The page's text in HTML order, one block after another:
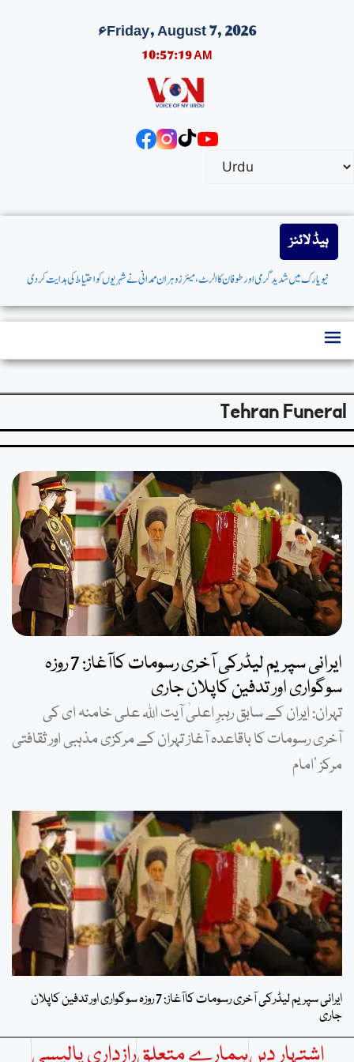
Friday, August 7, 2026ء
10:57:20 AM
ہیڈ لائنز
نیویارک میں شدیدگرمی اورطوفان کاالرٹ،میئر زوہران ممدانی نےشہریوں کواحتیاط کی ہدایت کردی
Tehran Funeral
ایرانی سپریم لیڈرکی آخری رسومات کاآغاز: 7 روزہ
سوگواری اور تدفین کاپلان جاری
تہران: ایران کے سابق رہبرِ اعلیٰ آیت اللہ علی خامنہ ای کی
آخری رسومات کا باقاعدہ آغاز تہران کے مرکزی مذہبی اور ثقافتی
مرکز ‘امام
ایرانی سپریم لیڈرکی آخری رسومات کاآغاز: 7 روزہ سوگواری اور تدفین کاپلان
جاری
اشتہار دیںہمارے متعلقرازداری پالیسی